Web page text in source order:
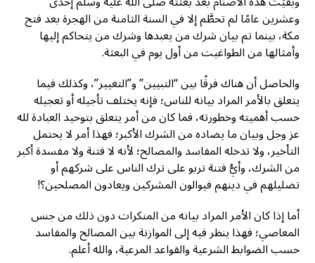
وعشرين عامًا لم تحطَّم إلا في السنة الثامنة من الهجرة بعد فتح
مكة، بينما تم بيان شرك من يعبدها وشرك من يتحاكم إليها
وأمثالها من الطواغيت من أول يوم في البعثة.
والحاصل أن هناك فرقًا بين “التبيين” و”التغيير”، وكذلك فيما
يتعلق بالأمر المراد بيانه للناس؛ فإنه يختلف تأجيله أو تعجيله
حسب أهميته وخطورته، فما كان من أمر يتعلق بتوحيد العبادة لله
عز وجل وبيان ما يضاده من الشرك الأكبر؛ فهذا أمر لا يحتمل
التأخير، ولا تدخله المفاسد والمصالح؛ لأنه لا فتنة ولا مفسدة أكبر
من الشرك، وأيُّ فتنة تربو على ترك الناس على شركهم أو
تضليلهم في دينهم فيوالون المشركين ويعادون المصلحين؟!
أما إذا كان الأمر المراد بيانه من المنكرات دون ذلك من جنس
المعاصي؛ فهذا ينظر فيه إلى الموازنة بين المصالح والمفاسد
حسب الضوابط الشرعية والقواعد المرعية، والله أعلم.